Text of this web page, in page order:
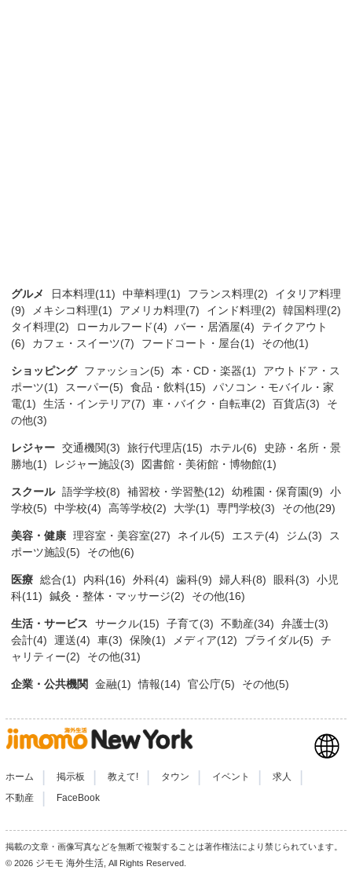
グルメ 日本料理(11) 中華料理(1) フランス料理(2)
イタリア料理
(9)
メキシコ料理(1) アメリカ料理(7) インド料理(2)
韓国料理(2)
タイ料理(2)
ローカルフード(4) バー・居酒屋(4)
テイクアウト
(6)
カフェ・スイーツ(7) フードコート・屋台(1) その他(1)
ショッピング ファッション(5) 本・CD・楽器(1)
アウトドア・ス
ポーツ(1)
スーパー(5) 食品・飲料(15)
パソコン・モバイル・家
電(1)
生活・インテリア(7) 車・バイク・自転車(2) 百貨店(3)
そ
の他(3)
レジャー 交通機関(3) 旅行代理店(15) ホテル(6)
史跡・名所・景
勝地(1)
レジャー施設(3) 図書館・美術館・博物館(1)
スクール 語学学校(8) 補習校・学習塾(12) 幼稚園・保育園(9)
小
学校(5)
中学校(4) 高等学校(2) 大学(1) 専門学校(3) その他(29)
美容・健康 理容室・美容室(27) ネイル(5) エステ(4) ジム(3)
ス
ポーツ施設(5)
その他(6)
医療 総合(1) 内科(16) 外科(4) 歯科(9) 婦人科(8) 眼科(3)
小児
科(11)
鍼灸・整体・マッサージ(2) その他(16)
生活・サービス サークル(15) 子育て(3) 不動産(34)
弁護士(3)
会計(4)
運送(4) 車(3) 保険(1) メディア(12) ブライダル(5)
チ
ャリティー(2)
その他(31)
企業・公共機関 金融(1) 情報(14) 官公庁(5) その他(5)
ホーム 掲示板 教えて! タウン イベント 求人
不動産 FaceBook
掲載の文章・画像写真などを無断で複製することは著作権法により禁じられています。
© 2026 ジモモ 海外生活 , All Rights Reserved.